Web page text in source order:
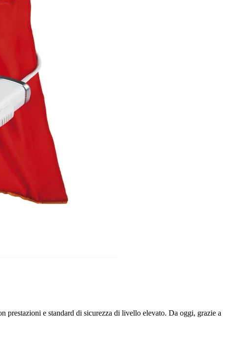
prestazioni e standard di sicurezza di livello elevato. Da oggi, grazie a